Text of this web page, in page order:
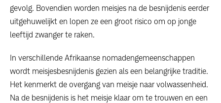
gevolg. Bovendien worden meisjes na de besnijdenis eerder
uitgehuwelijkt en lopen ze een groot risico om op jonge
leeftijd zwanger te raken.
In verschillende Afrikaanse nomadengemeenschappen
wordt meisjesbesnijdenis gezien als een belangrijke traditie.
Het kenmerkt de overgang van meisje naar volwassenheid.
Na de besnijdenis is het meisje klaar om te trouwen en een